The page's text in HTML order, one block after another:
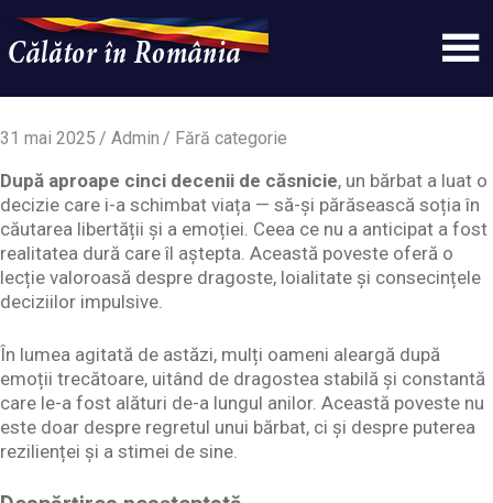
content
Calatorinromania
simplu
WordPress
31 mai 2025 Admin Fără categorie
După aproape cinci decenii de căsnicie, un bărbat a luat o
decizie care i-a schimbat viața — să-și părăsească soția în
căutarea libertății și a emoției. Ceea ce nu a anticipat a fost
realitatea dură care îl aștepta. Această poveste oferă o
lecție valoroasă despre dragoste, loialitate și consecințele
deciziilor impulsive.
În lumea agitată de astăzi, mulți oameni aleargă după
emoții trecătoare, uitând de dragostea stabilă și constantă
care le-a fost alături de-a lungul anilor. Această poveste nu
este doar despre regretul unui bărbat, ci și despre puterea
rezilienței și a stimei de sine.